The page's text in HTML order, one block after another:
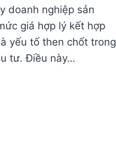
doanh nghiệp sản
giá hợp lý kết hợp
yếu tố then chốt trong
tư. Điều này…